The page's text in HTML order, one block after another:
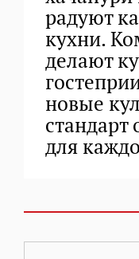
радуют
кухни.
делают
новые
для